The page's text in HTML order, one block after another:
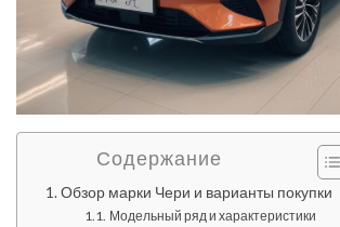
Содержание
Обзор марки Чери и варианты покупки
Модельный ряд и характеристики